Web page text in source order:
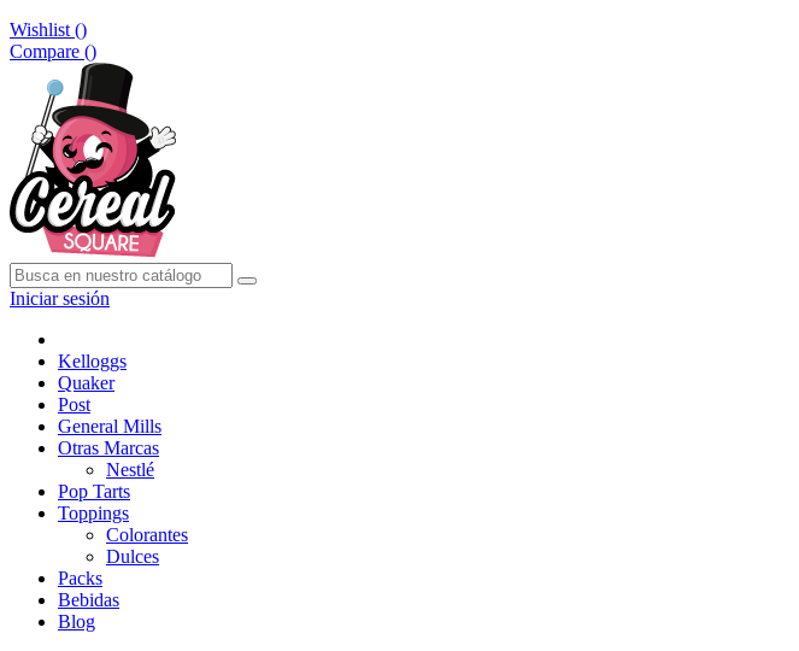
Wishlist ()
Compare ()
Iniciar sesión
Kelloggs
Quaker
Post
General Mills
Otras Marcas
Nestlé
Pop Tarts
Toppings
Colorantes
Dulces
Packs
Bebidas
Blog